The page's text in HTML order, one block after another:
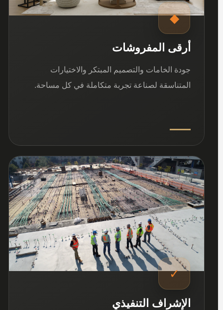
◆
أرقى المفروشات
جودة الخامات والتصميم المبتكر والاختيارات
المتناسقة لصناعة تجربة متكاملة في كل مساحة.
03
✓
الإشراف التنفيذي